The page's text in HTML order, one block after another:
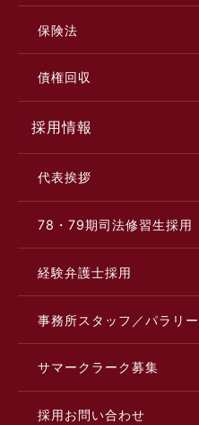
保険法
債権回収
採用情報
代表挨拶
78・79期司法修習生採用
経験弁護士採用
事務所スタッフ／パラリ
サマークラーク募集
採用お問い合わせ